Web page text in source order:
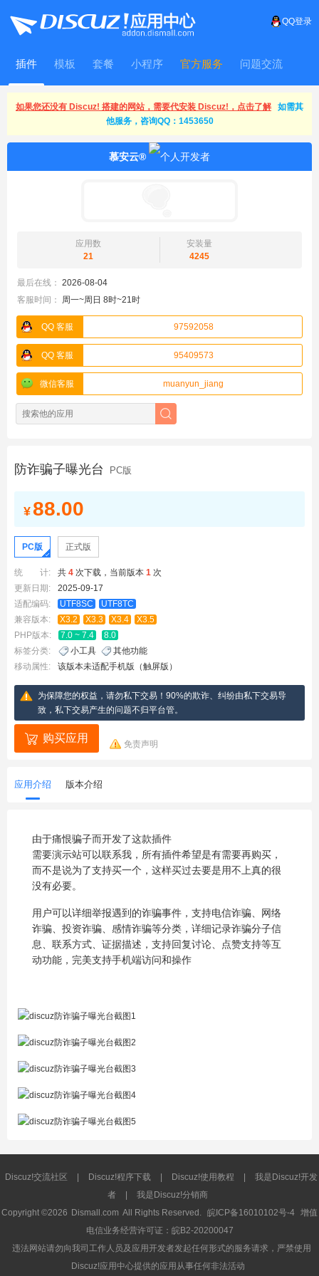
QQ登录
插件 模板 套餐 小程序 官方服务 问题交流
WitFrame
如果您还没有 Discuz! 搭建的网站，需要代安装 Discuz!，点击了解
如需其
他服务，咨询QQ：1453650
慕安云®
应用数
21
安装量
4245
最后在线： 2026-08-04
客服时间：
周一~周日 8时~21时
QQ 客服 97592058
QQ 客服 95409573
微信客服 muanyun_jiang
防诈骗子曝光台 PC版
¥ 88.00
PC版 正式版
统 计: 共 4 次下载，当前版本 1 次
更新日期:
2025-09-17
适配编码:
UTF8SC
UTF8TC
兼容版本:
X3.2 X3.3 X3.4
X3.5
PHP版本:
7.0 ~ 7.4
8.0
标签分类:
小工具
其他功能
移动属性:
该版本未适配手机版（触屏版）
为保障您的权益，请勿私下交易！90%的欺诈、纠纷由私下交易导
致，私下交易产生的问题不归平台管。
购买应用 免责声明
应用介绍 版本介绍
由于痛恨骗子而开发了这款插件
需要演示站可以联系我，所有插件希望是有需要再购买，
而不是说为了支持买一个，这样买过去要是用不上真的很
没有必要。
用户可以详细举报遇到的诈骗事件，支持电信诈骗、网络
诈骗、投资诈骗、感情诈骗等分类，详细记录诈骗分子信
息、联系方式、证据描述，支持回复讨论、点赞支持等互
动功能，完美支持手机端访问和操作
Discuz!交流社区 Discuz!程序下载 Discuz!使用教程
我是Discuz!开发
者
我是Discuz!分销商
Copyright ©2026 Dismall.com All Rights Reserved. 皖ICP备16010102号-4 增值
电信业务经营许可证：皖B2-20200047
违法网站请勿向我司工作人员及应用开发者发起任何形式的服务请求，严禁使用
Discuz!应用中心提供的应用从事任何非法活动